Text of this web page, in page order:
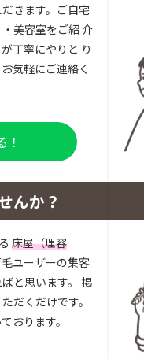
きます。ご自宅
美容室をご紹 介
丁寧にやりと り
気軽にご連絡く
んか？
床屋（理容
ユーザーの集客
と思います。 掲
だくだけです。
おります。